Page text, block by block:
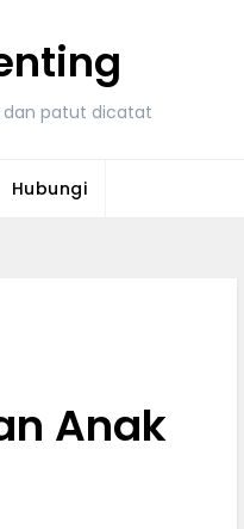
dan patut dicatat
Hubungi
Anak